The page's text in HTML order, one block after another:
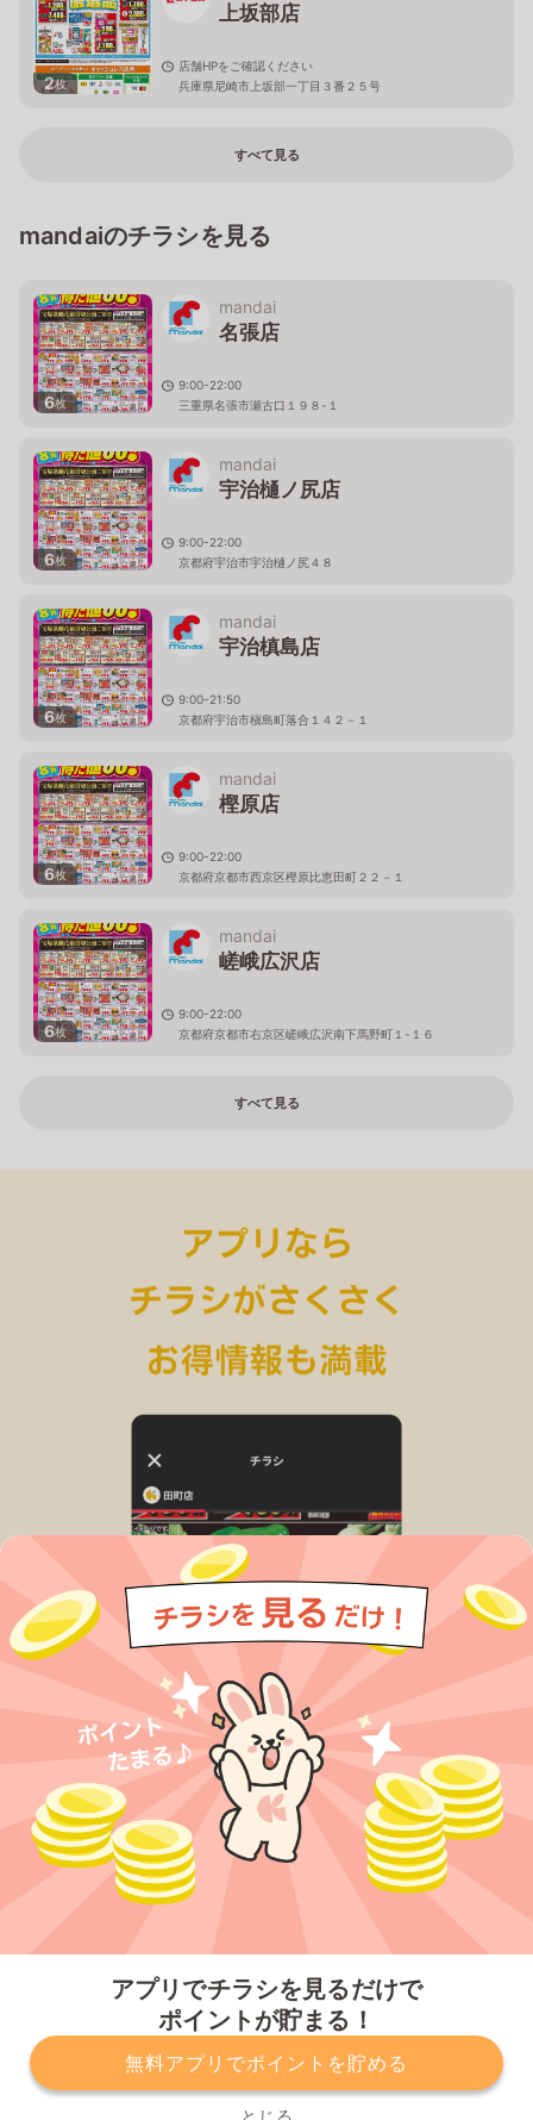
アプリでチラシを見るだけで
ポイントが貯まる！
無料アプリでポイントを貯める
とじる
2枚
上坂部店
店舗HPをご確認ください
兵庫県尼崎市上坂部一丁目３番２５号
すべて見る
mandaiのチラシを見る
6枚
mandai
名張店
9:00-22:00
三重県名張市瀬古口１９８-１
6枚
mandai
宇治樋ノ尻店
9:00-22:00
京都府宇治市宇治樋ノ尻４８
6枚
mandai
宇治槙島店
9:00-21:50
京都府宇治市槇島町落合１４２－１
6枚
mandai
樫原店
9:00-22:00
京都府京都市西京区樫原比恵田町２２－１
6枚
mandai
嵯峨広沢店
9:00-22:00
京都府京都市右京区嵯峨広沢南下馬野町１-１６
すべて見る
プライバシーポリシー 利用規約
運営会社
サービスに関してのお問い合わせ